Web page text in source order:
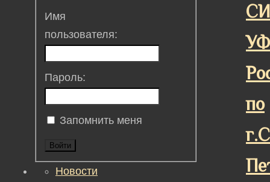
по
Имя
пользователя:
Пароль:
Запомнить меня
Войти
Новости